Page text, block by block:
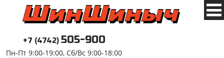
+7 (4742) 505-900
Пн-Пт 9:00-19:00, Сб/Вс 9:00-18:00